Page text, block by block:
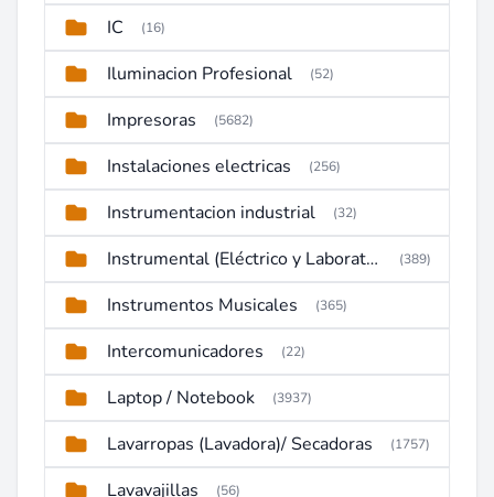
IC (16)
Iluminacion Profesional (52)
Impresoras (5682)
Instalaciones electricas (256)
Instrumentacion industrial (32)
Instrumental (Eléctrico y Laboratorio) (389)
Instrumentos Musicales (365)
Intercomunicadores (22)
Laptop / Notebook (3937)
Lavarropas (Lavadora)/ Secadoras (1757)
Lavavajillas (56)